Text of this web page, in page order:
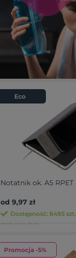
Eco
Notatnik ok. A5 RPET
od 9,97 zł
Dostępność: 8495 szt.
Promocja -5%